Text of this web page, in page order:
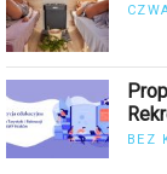
BEZ